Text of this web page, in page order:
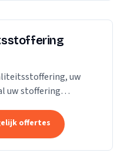
uw
uw stoffering
van vloeren en alle
offertes